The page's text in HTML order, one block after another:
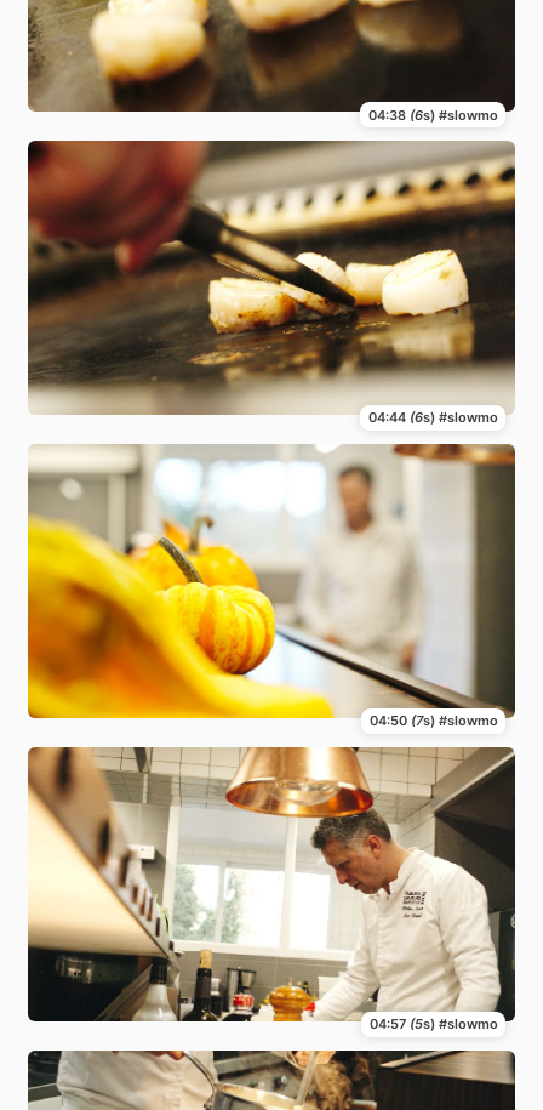
04:38 (6s) #slowmo
04:44 (6s) #slowmo
04:50 (7s) #slowmo
04:57 (5s) #slowmo